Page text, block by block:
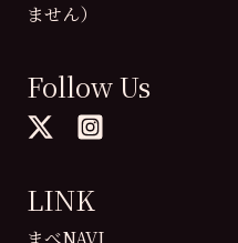
ません）
Follow Us
LINK